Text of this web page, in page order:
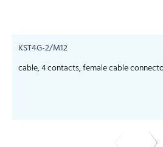
KST4G-2/M12
cable, 4 contacts, female cable